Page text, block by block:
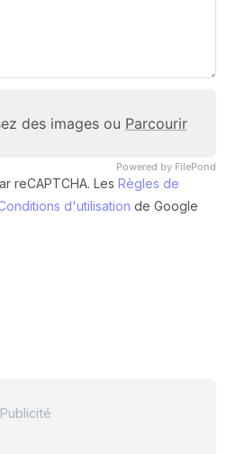
Powered by FilePond
des images ou Parcourir
reCAPTCHA. Les Règles de
d'utilisation de Google